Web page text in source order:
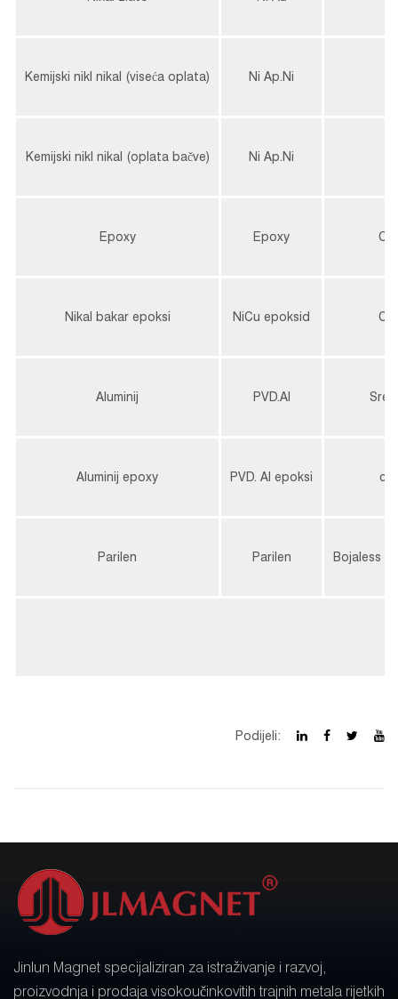
Kemijski nikl nikal (viseća oplata) Ni Ap.Ni
Kemijski nikl nikal (oplata bačve) Ni Ap.Ni
Epoxy Epoxy
Nikal bakar epoksi NiCu epoksid
Aluminij PVD.Al
Aluminij epoxy PVD. Al epoksi
Parilen Parilen Bojaless
Podijeli:
Jinlun Magnet specijaliziran za istraživanje i razvoj,
proizvodnja i prodaja visokoučinkovitih trajnih metala rijetkih